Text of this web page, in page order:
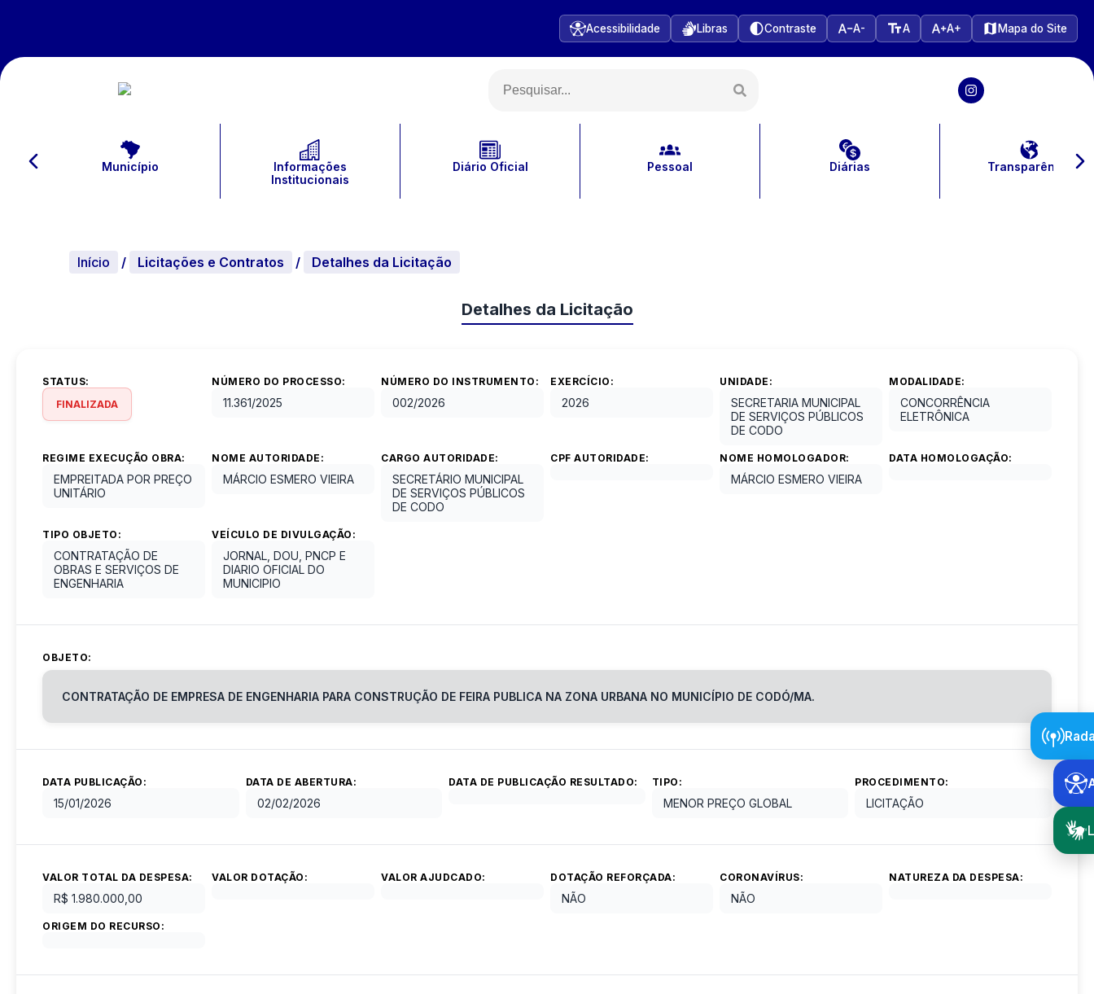
Acessibilidade Libras Contraste A- A A+ Mapa do Site
Município
Informações
Institucionais
Diário Oficial Pessoal Diárias Transparência
Início / Licitações e Contratos / Detalhes da Licitação
Detalhes da Licitação
STATUS:
FINALIZADA
NÚMERO DO PROCESSO:
11.361/2025
NÚMERO DO INSTRUMENTO:
002/2026
EXERCÍCIO:
2026
UNIDADE:
SECRETARIA MUNICIPAL
DE SERVIÇOS PÚBLICOS
DE CODO
MODALIDADE:
CONCORRÊNCIA
ELETRÔNICA
REGIME EXECUÇÃO OBRA:
EMPREITADA POR PREÇO
UNITÁRIO
NOME AUTORIDADE:
MÁRCIO ESMERO VIEIRA
CARGO AUTORIDADE:
SECRETÁRIO MUNICIPAL
DE SERVIÇOS PÚBLICOS
DE CODO
CPF AUTORIDADE: NOME HOMOLOGADOR:
MÁRCIO ESMERO VIEIRA
DATA HOMOLOGAÇÃO:
TIPO OBJETO:
CONTRATAÇÃO DE
OBRAS E SERVIÇOS DE
ENGENHARIA
VEÍCULO DE DIVULGAÇÃO:
JORNAL, DOU, PNCP E
DIARIO OFICIAL DO
MUNICIPIO
OBJETO:
CONTRATAÇÃO DE EMPRESA DE ENGENHARIA PARA CONSTRUÇÃO DE FEIRA PUBLICA NA ZONA URBANA NO MUNICÍPIO DE CODÓ/MA.
DATA PUBLICAÇÃO:
15/01/2026
DATA DE ABERTURA:
02/02/2026
DATA DE PUBLICAÇÃO RESULTADO: TIPO:
MENOR PREÇO GLOBAL
PROCEDIMENTO:
LICITAÇÃO
VALOR TOTAL DA DESPESA:
R$ 1.980.000,00
VALOR DOTAÇÃO: VALOR AJUDCADO: DOTAÇÃO REFORÇADA:
NÃO
CORONAVÍRUS:
NÃO
NATUREZA DA DESPESA:
ORIGEM DO RECURSO: